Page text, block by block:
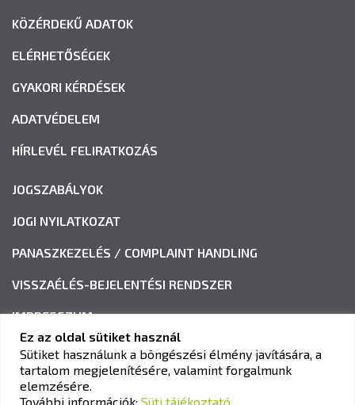
KÖZÉRDEKŰ ADATOK
ELÉRHETŐSÉGEK
GYAKORI KÉRDÉSEK
ADATVÉDELEM
HÍRLEVÉL FELIRATKOZÁS
JOGSZABÁLYOK
JOGI NYILATKOZAT
PANASZKEZELÉS / COMPLAINT HANDLING
VISSZAÉLÉS-BEJELENTÉSI RENDSZER
IMPRESSZUM
KAV KÖZLEKEDÉSI ALKALMASSÁGI ÉS VIZSGAKÖZPONT
Cím:1033 Budapest, Polgár utca 8-10.
Ez az oldal sütiket használ
Sütiket használunk a böngészési élmény javítására, a
tartalom megjelenítésére, valamint forgalmunk
elemzésére.
További információk: Süti tájékoztató